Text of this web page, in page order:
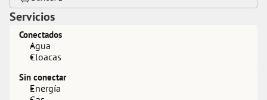
Servicios
Conectados
Agua
Cloacas
Sin conectar
Energía